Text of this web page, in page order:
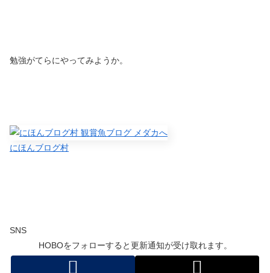
勉強がてらにやってみようか。
にほんブログ村
SNS
HOBOをフォローすると更新通知が受け取れます。